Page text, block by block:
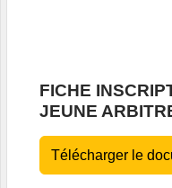
FICHE
JEUNE
Télécharger le